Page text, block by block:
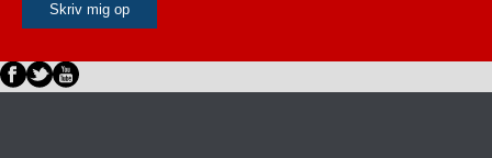
Skriv mig op